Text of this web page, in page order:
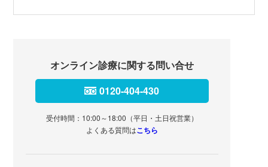
オンライン診療に関する問い合せ
0120-404-430
受付時間：10:00～18:00（平日・土日祝営業）
よくある質問はこちら